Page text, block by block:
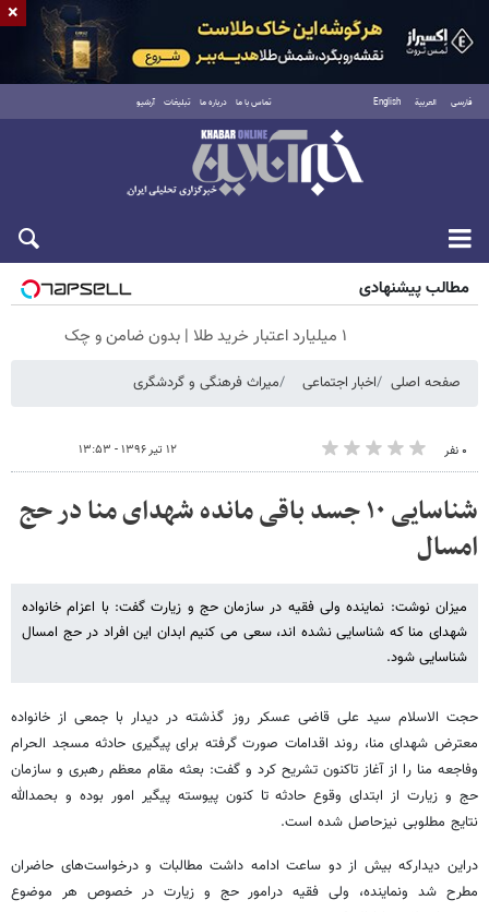
فارسی العربية English تماس با ما درباره ما تبلیغات آرشیو
جمعه ۱۶ مرداد ۱۴۰۵
مطالب پیشنهادی
۱ میلیارد اعتبار خرید طلا | بدون ضامن و چک
صفحه اصلی اخبار اجتماعی میراث فرهنگی و گردشگری
۰ نفر ۱۲ تیر ۱۳۹۶ - ۱۳:۵۳
شناسایی ۱۰ جسد باقی مانده شهدای منا در حج
امسال
میزان نوشت: نماینده ولی فقیه در سازمان حج و زیارت گفت: با اعزام خانواده
شهدای منا که شناسایی نشده اند، سعی می کنیم ابدان این افراد در حج امسال
شناسایی شود.
حجت الاسلام سید علی قاضی عسکر روز گذشته در دیدار با جمعی از خانواده
معترض شهدای منا، روند اقدامات صورت گرفته برای پیگیری حادثه مسجد الحرام
وفاجعه منا را از آغاز تاکنون تشریح کرد و گفت: بعثه مقام معظم رهبری و سازمان
حج و زیارت از ابتدای وقوع حادثه تا کنون پیوسته پیگیر امور بوده و بحمدالله
نتایج مطلوبی نیزحاصل شده است.
دراین دیدارکه بیش از دو ساعت ادامه داشت مطالبات و درخواست‌های حاضران
مطرح شد ونماینده، ولی فقیه درامور حج و زیارت در خصوص هر موضوع
×